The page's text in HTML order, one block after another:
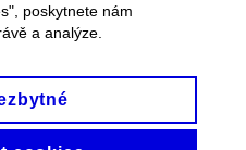
poskytnete nám
a analýze.